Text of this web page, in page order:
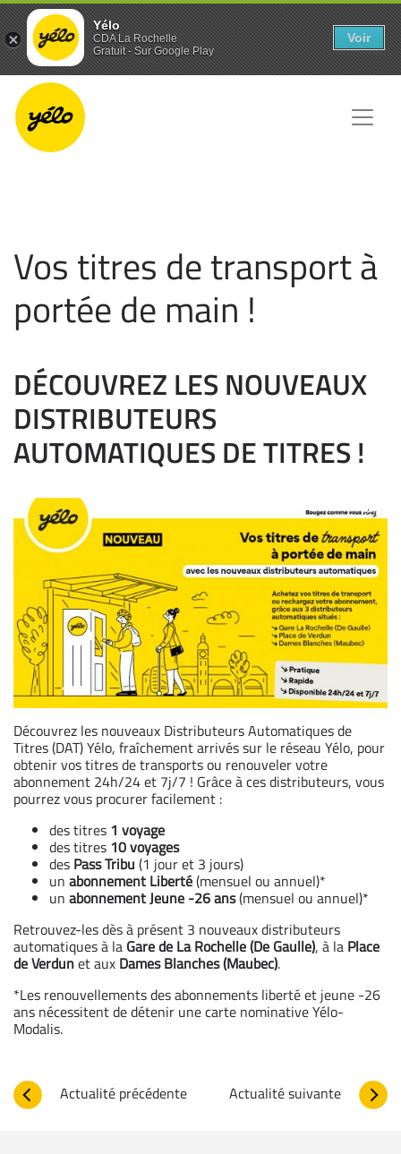
Vos titres de transport à
portée de main !
DÉCOUVREZ LES NOUVEAUX
DISTRIBUTEURS
AUTOMATIQUES DE TITRES !
Découvrez les nouveaux Distributeurs Automatiques de
Titres (DAT) Yélo, fraîchement arrivés sur le réseau Yélo, pour
obtenir vos titres de transports ou renouveler votre
abonnement 24h/24 et 7j/7 ! Grâce à ces distributeurs, vous
pourrez vous procurer facilement :
des titres 1 voyage
des titres 10 voyages
des Pass Tribu (1 jour et 3 jours)
un abonnement Liberté(mensuel ou annuel)*
un abonnement Jeune -26 ans(mensuel ou annuel)*
Retrouvez-les dès à présent 3 nouveaux distributeurs
automatiques à la Gare de La Rochelle (De Gaulle), à la Place
de Verdunet aux Dames Blanches (Maubec).
*Les renouvellements des abonnements liberté et jeune -26
ans nécessitent de détenir une carte nominative Yélo-
Modalis.
Actualité précédente Actualité suivante
Yélo
CDA La Rochelle
Gratuit - Sur Google Play
Voir